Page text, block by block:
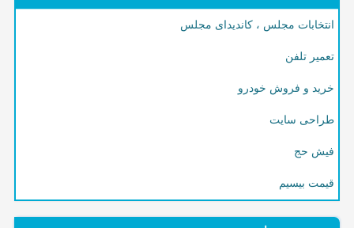
انتخابات مجلس ، کاندیدای مجلس
تعمیر تلفن
خرید و فروش خودرو
طراحی سایت
فیش حج
قیمت بیسیم